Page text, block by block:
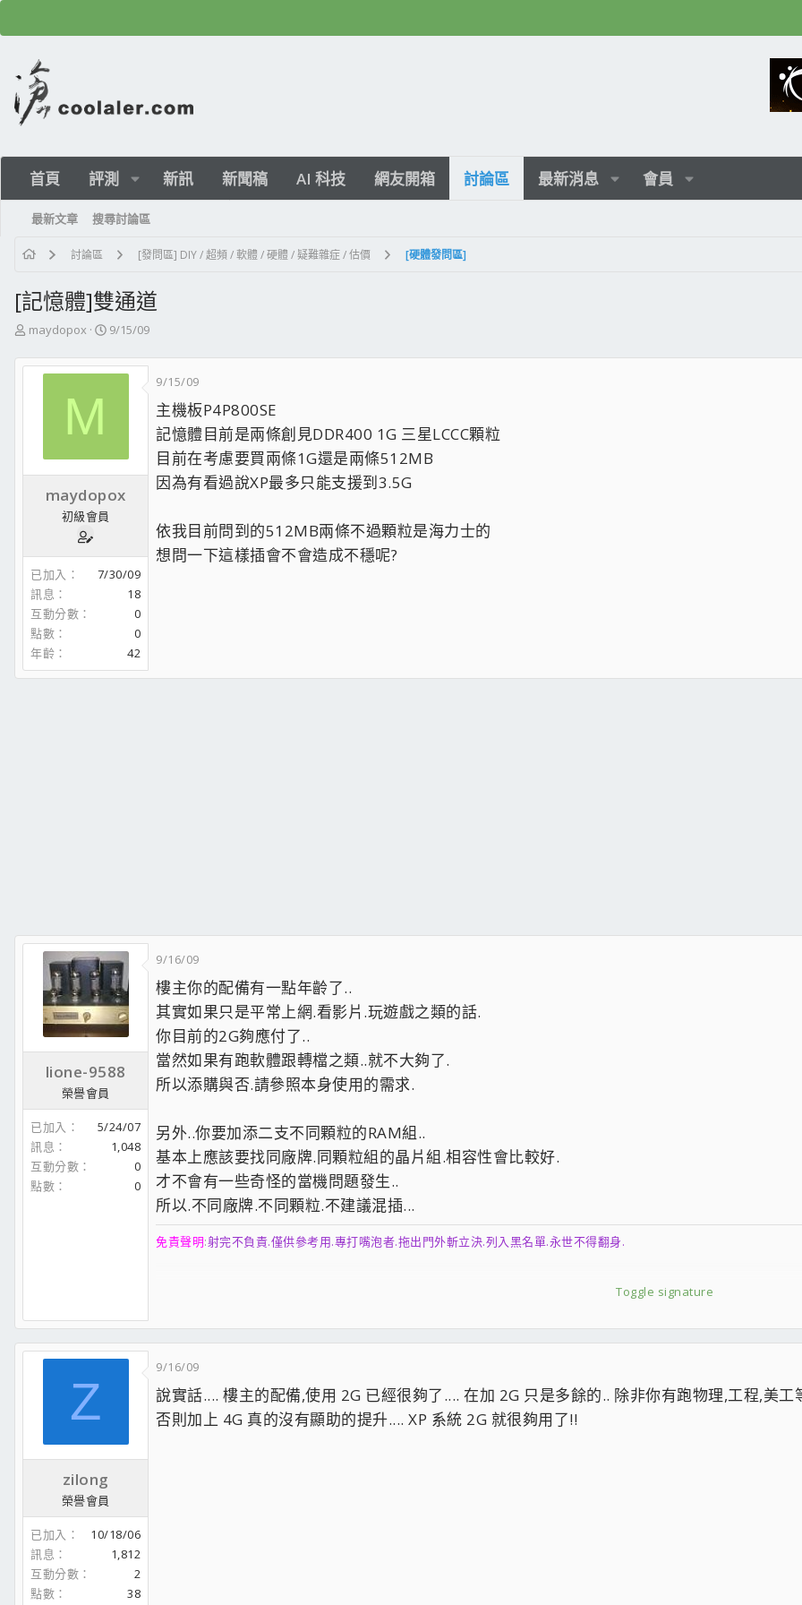
首頁 評測 新訊 新聞稿 AI 科技 網友開箱 討論區 最新消息 會員
最新文章 搜尋討論區
討論區 [發問區] DIY / 超頻 / 軟體 / 硬體 / 疑難雜症 / 估價 [硬體發問區]
[記憶體]雙通道
主
發
maydopox
開
日
9/15/09
M
maydopox
初級會員
已加入
7/30/09
訊息
18
互動分數
0
點數
0
年齡
42
9/15/09
主機板P4P800SE
記憶體目前是兩條創見DDR400 1G 三星LCCC顆粒
目前在考慮要買兩條1G還是兩條512MB
因為有看過說XP最多只能支援到3.5G
依我目前問到的512MB兩條不過顆粒是海力士的
想問一下這樣插會不會造成不穩呢?
lione-9588
榮譽會員
已加入
5/24/07
訊息
1,048
互動分數
0
點數
0
9/16/09
樓主你的配備有一點年齡了..
其實如果只是平常上網.看影片.玩遊戲之類的話.
你目前的2G夠應付了..
當然如果有跑軟體跟轉檔之類..就不大夠了.
所以添購與否.請參照本身使用的需求.
另外..你要加添二支不同顆粒的RAM組..
基本上應該要找同廠牌.同顆粒組的晶片組.相容性會比較好.
才不會有一些奇怪的當機問題發生..
所以.不同廠牌.不同顆粒.不建議混插...
Toggle signature
免責聲明:射完不負責.僅供參考用.專打嘴泡者.拖出門外斬立決.列入黑名單.永世不得翻身.
以下是本人在CCB論壇所發佈的測試文...請不吝指教
請新加入論壇的新朋友看看吧
低溫 低耗 Q8400Shttp://forum.coolaler.com/showthread.php?t=208808
Z
zilong
榮譽會員
已加入
10/18/06
訊息
1,812
互動分數
2
點數
38
9/16/09
說實話.... 樓主的配備,使用 2G 已經很夠了.... 在加 2G 只是多餘的.. 除非你有跑物理,工程,美工
否則加上 4G 真的沒有顯助的提升.... XP 系統 2G 就很夠用了!!